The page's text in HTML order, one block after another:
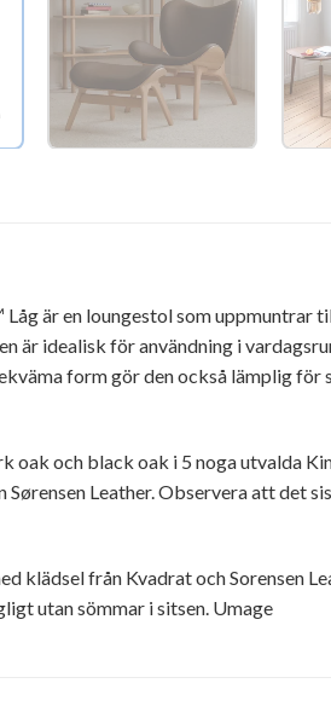
är en loungestol som uppmuntrar
är idealisk för användning i
form gör den också lämplig för
oak och black oak i 5 noga utvalda
Sørensen Leather. Observera att det
klädsel från Kvadrat och Sorensen
utan sömmar i sitsen. Umage